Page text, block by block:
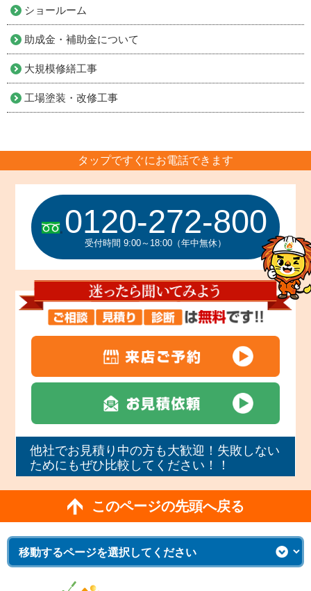
ショールーム
助成金・補助金について
大規模修繕工事
工場塗装・改修工事
タップですぐにお電話できます
0120-272-800
受付時間 9:00～18:00（年中無休）
他社でお見積り中の方も大歓迎！失敗しない
ためにもぜひ比較してください！！
このページの先頭へ戻る